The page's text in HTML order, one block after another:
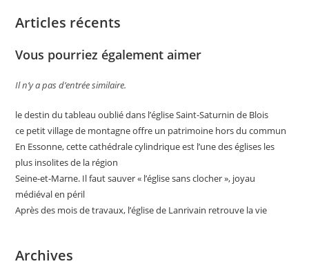
Articles récents
Vous pourriez également aimer
Il n’y a pas d’entrée similaire.
le destin du tableau oublié dans l’église Saint-Saturnin de Blois
ce petit village de montagne offre un patrimoine hors du commun
En Essonne, cette cathédrale cylindrique est l’une des églises les
plus insolites de la région
Seine-et-Marne. Il faut sauver « l’église sans clocher », joyau
médiéval en péril
Après des mois de travaux, l’église de Lanrivain retrouve la vie
Archives